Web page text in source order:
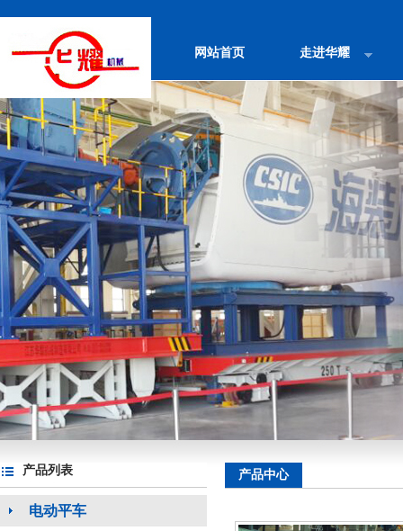
网站首页 走进华耀
产品列表
电动平车
产品中心